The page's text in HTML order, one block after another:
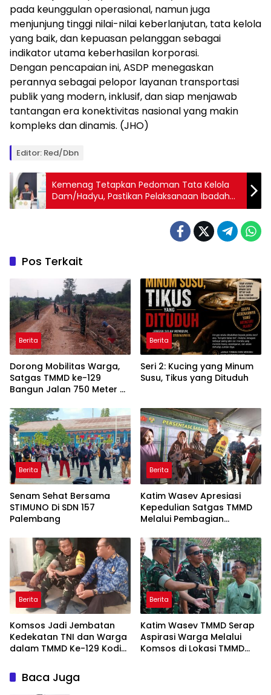
pada keunggulan operasional, namun juga
menjunjung tinggi nilai-nilai keberlanjutan, tata kelola
yang baik, dan kepuasan pelanggan sebagai
indikator utama keberhasilan korporasi.
Dengan pencapaian ini, ASDP menegaskan
perannya sebagai pelopor layanan transportasi
publik yang modern, inklusif, dan siap menjawab
tantangan era konektivitas nasional yang makin
kompleks dan dinamis. (JHO)
Editor: Red/dbn
Kemenag Tetapkan Pedoman Tata Kelola
Dam/Hadyu, Pastikan Pelaksanaan Ibadah
Haji Lebih Tertib dan Akuntabel
Pos Terkait
Berita
Dorong Mobilitas Warga,
Satgas TMMD ke-129
Bangun Jalan 750 Meter di
Berita
Seri 2: Kucing yang Minum
Susu, Tikus yang Dituduh
Berita
Senam Sehat Bersama
STIMUNO Di SDN 157
Palembang
Berita
Katim Wasev Apresiasi
Kepedulian Satgas TMMD
Melalui Pembagian
Berita
Komsos Jadi Jembatan
Kedekatan TNI dan Warga
dalam TMMD Ke-129 Kodim
Berita
Katim Wasev TMMD Serap
Aspirasi Warga Melalui
Komsos di Lokasi TMMD
Baca Juga